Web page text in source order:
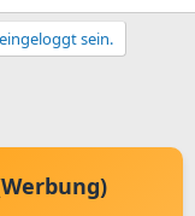
sein.